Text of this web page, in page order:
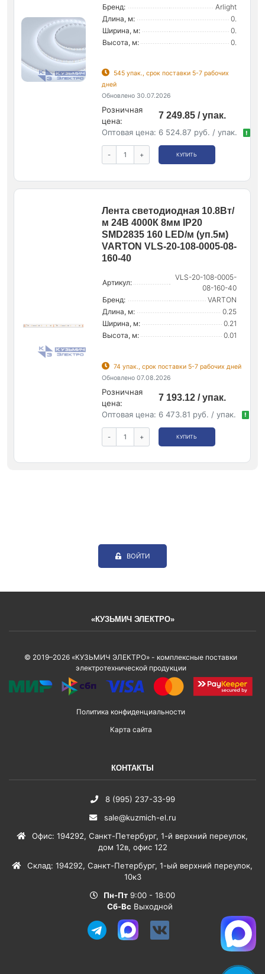
Бренд:
Arlight
Длина, м:
0.
Ширина, м:
0.
Высота, м:
0.
545 упак., срок поставки 5-7 рабочих
дней
Обновлено 30.07.2026
Розничная
цена:
7 249.85 / упак.
Оптовая цена: 6 524.87 руб. / упак. !
- + КУПИТЬ
Лента светодиодная 10.8Вт/
м 24В 4000К 8мм IP20
SMD2835 160 LED/м (уп.5м)
VARTON VLS-20-108-0005-08-
160-40
Артикул:
VLS-20-108-0005-
08-160-40
Бренд:
VARTON
Длина, м:
0.25
Ширина, м:
0.21
Высота, м:
0.01
74 упак., срок поставки 5-7 рабочих дней
Обновлено 07.08.2026
Розничная
цена:
7 193.12 / упак.
Оптовая цена: 6 473.81 руб. / упак. !
- + КУПИТЬ
ВОЙТИ
«КУЗЬМИЧ ЭЛЕКТРО»
© 2019–2026 «КУЗЬМИЧ ЭЛЕКТРО» - комплексные поставки
электротехнической продукции
Политика конфиденциальности
Карта сайта
КОНТАКТЫ
8 (995) 237-33-99
sale@kuzmich-el.ru
Офис: 194292, Санкт-Петербург, 1-й верхний переулок,
дом 12в, офис 122
Склад: 194292, Санкт-Петербург, 1-ый верхний переулок,
10к3
Пн-Пт 9:00 - 18:00
Сб-Вс Выходной